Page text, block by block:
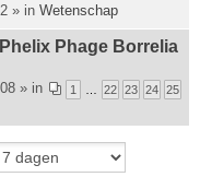
» in Wetenschap
Phage Borrelia
1 … 22 23 24 25
» in